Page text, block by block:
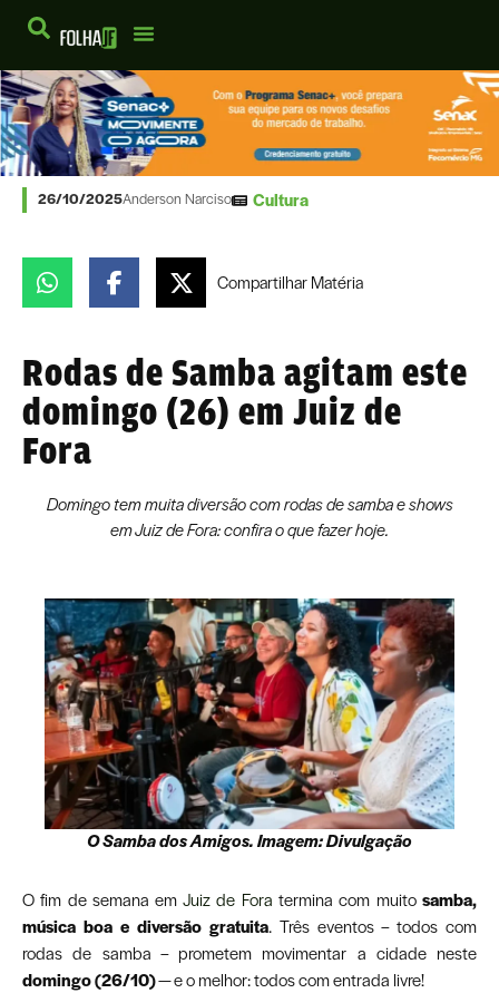
26/10/2025Anderson Narciso Cultura
CompartilharMatéria
Rodas de Samba agitam este
domingo (26) em Juiz de
Fora
Domingo tem muita diversão com rodas de samba e shows
em Juiz de Fora: confira o que fazer hoje.
O Samba dos Amigos. Imagem: Divulgação
O fim de semana em Juiz de Fora termina com muitosamba,
música boa e diversão gratuita. Três eventos – todos com
rodas de samba – prometem movimentar a cidade neste
domingo (26/10)— e o melhor: todos com entrada livre!